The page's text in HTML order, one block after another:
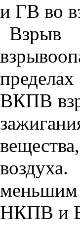
и ГВ во
Взрыв
ВКПВ
НКПВ и